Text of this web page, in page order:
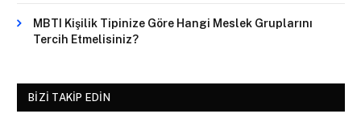
MBTI Kişilik Tipinize Göre Hangi Meslek Gruplarını
Tercih Etmelisiniz?
BIZI TAKIP EDIN